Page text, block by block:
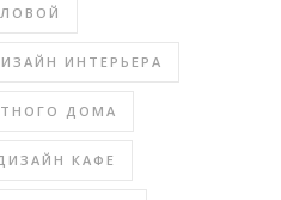
ИНТЕРЬЕРА
ДОМА
КАФЕ